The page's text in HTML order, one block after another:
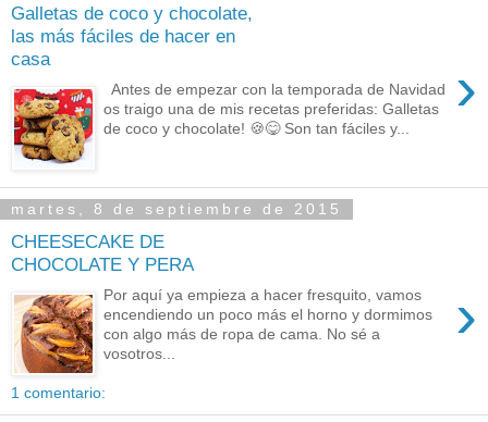
Galletas de coco y chocolate,
las más fáciles de hacer en
casa
›
Antes de empezar con la temporada de Navidad
os traigo una de mis recetas preferidas: Galletas
de coco y chocolate! 🍪😋 Son tan fáciles y...
martes, 8 de septiembre de 2015
CHEESECAKE DE
CHOCOLATE Y PERA
›
Por aquí ya empieza a hacer fresquito, vamos
encendiendo un poco más el horno y dormimos
con algo más de ropa de cama. No sé a
vosotros...
1 comentario: